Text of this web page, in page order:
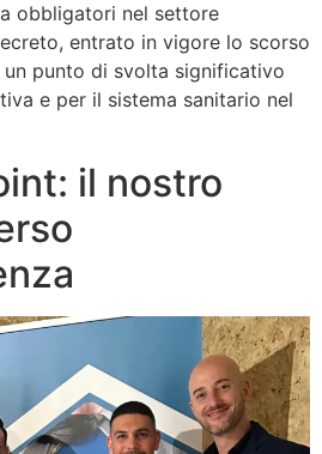
obbligatori nel settore
entrato in vigore lo scorso
un punto di svolta significativo
e per il sistema sanitario nel
il nostro